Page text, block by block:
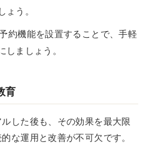
ょう。
約機能を設置することで、手軽
しましょう。
育
した後も、その効果を最大限
な運用と改善が不可欠です。